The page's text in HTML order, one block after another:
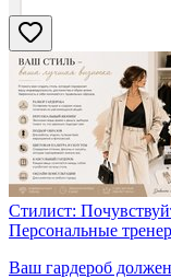
Стилист:
Персональные
Ваш гардероб должен